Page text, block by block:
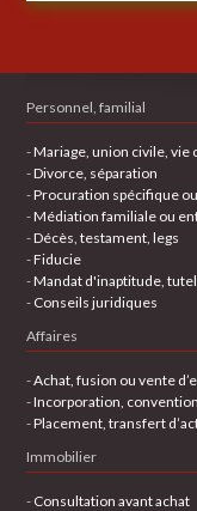
Personnel, familial
-Mariage, union civile, vie
-Divorce, séparation
-Procuration spécifique
-Médiation familiale ou
-Décès, testament, legs
-Fiducie
-Mandat d'inaptitude,
- Conseils juridiques
Affaires
-Achat, fusion ou vente
-Incorporation,
-Placement, transfert
Immobilier
- Consultation avant achat